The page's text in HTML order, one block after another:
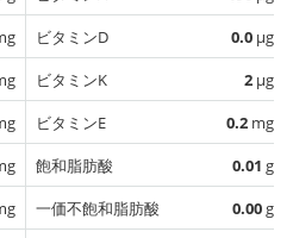
ビタミンD
0.0 µg
ビタミンK
2 µg
ビタミンE
0.2 mg
飽和脂肪酸
0.01 g
一価不飽和脂肪酸
0.00g